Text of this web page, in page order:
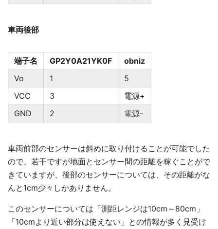
車両後部
端子名 GP2Y0A21YK0F
obniz
Vo
1
5
VCC
3
電源+
GND
2 電源-
車両前部のセンサーは斜めに取り付けることが可能でした
ので、若干ですが地面とセンサー間の距離を稼ぐことがで
きていますが、後部のセンサーについては、その距離がな
んと1cm少々しかありません。
このセンサーについては「測距レンジは10cm～80cm」
「10cmより近い部分は使えない」との情報が多く見受け